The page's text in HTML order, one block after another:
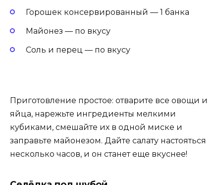
Горошек консервированный — 1 банка
Майонез — по вкусу
Соль и перец — по вкусу
Приготовление простое: отварите все овощи и
яйца, нарежьте ингредиенты мелкими
кубиками, смешайте их в одной миске и
заправьте майонезом. Дайте салату настояться
несколько часов, и он станет еще вкуснее!